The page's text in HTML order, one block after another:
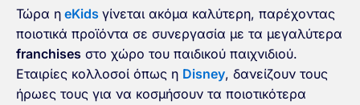
Τώρα η eKids γίνεται ακόμα καλύτερη, παρέχοντας
ποιοτικά προϊόντα σε συνεργασία με τα μεγαλύτερα
franchises στο χώρο του παιδικού παιχνιδιού.
Εταιρίες κολλοσοί όπως η Disney, δανείζουν τους
ήρωες τους για να κοσμήσουν τα ποιοτικότερα